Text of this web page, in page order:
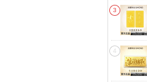
3
4